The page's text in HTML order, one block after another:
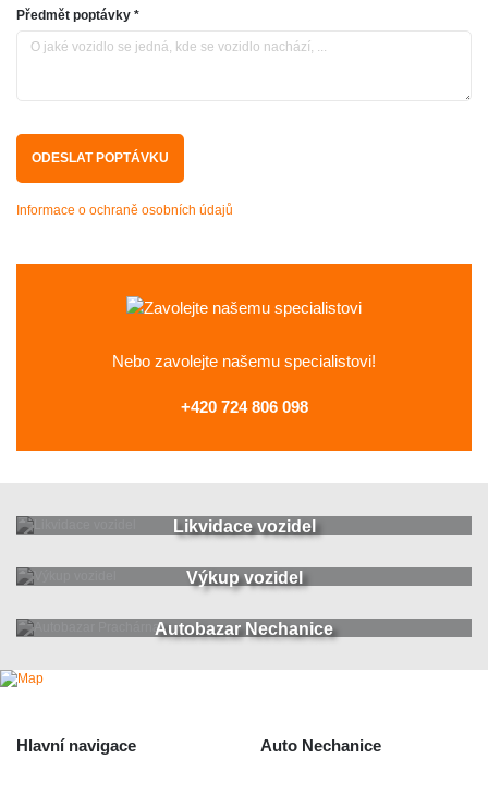
Předmět poptávky *
Informace o ochraně osobních údajů
Nebo zavolejte našemu specialistovi!
+420 724 806 098
Likvidace vozidel
Výkup vozidel
Autobazar Nechanice
Hlavní navigace Auto Nechanice